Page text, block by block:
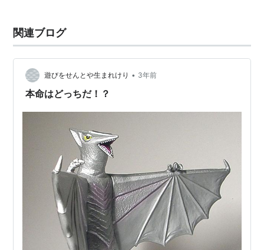
関連ブログ
遊びをせんとや生まれけり • 3年前
本命はどっちだ！？